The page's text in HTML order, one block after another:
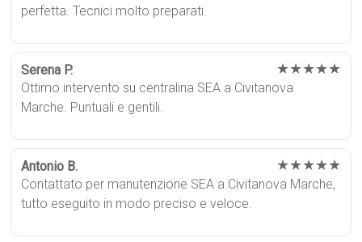
perfetta. Tecnici molto preparati.
Serena P. ★★★★★
Ottimo intervento su centralina SEA a Civitanova
Marche. Puntuali e gentili.
Antonio B. ★★★★★
Contattato per manutenzione SEA a Civitanova Marche,
tutto eseguito in modo preciso e veloce.